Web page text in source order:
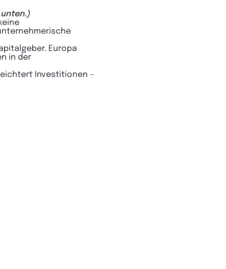
unten.)
Europa
in der
Investitionen –